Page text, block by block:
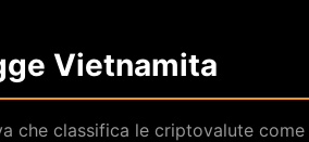
Vietnamita
che classifica le criptovalute come